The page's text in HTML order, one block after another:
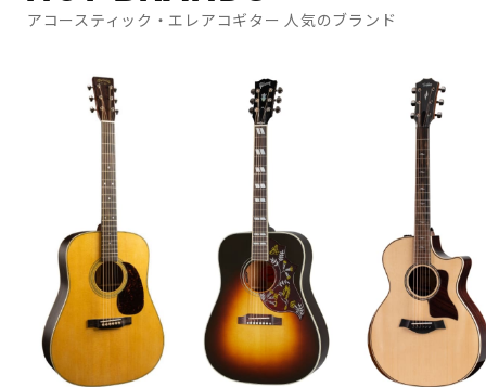
アコースティック・エレアコギター 人気のブランド